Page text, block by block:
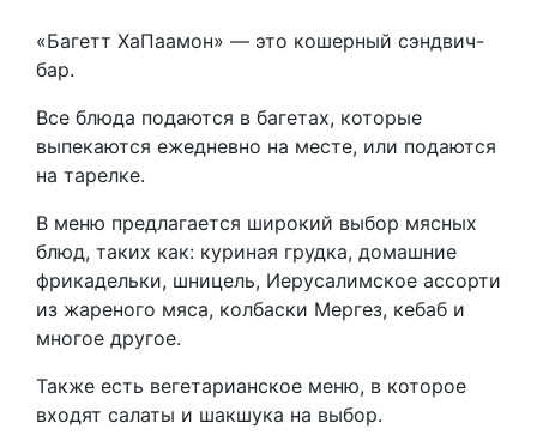
«Багетт ХаПаамон» — это кошерный сэндвич-
бар.
Все блюда подаются в багетах, которые
выпекаются ежедневно на месте, или подаются
на тарелке.
В меню предлагается широкий выбор мясных
блюд, таких как: куриная грудка, домашние
фрикадельки, шницель, Иерусалимское ассорти
из жареного мяса, колбаски Мергез, кебаб и
многое другое.
Также есть вегетарианское меню, в которое
входят салаты и шакшука на выбор.